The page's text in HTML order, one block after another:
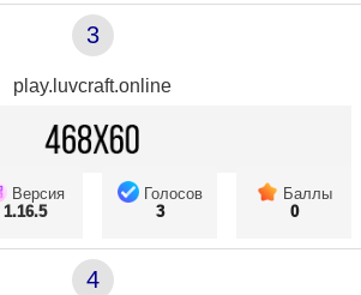
3
play.luvcraft.online
Версия
1.16.5
Голосов
3
Баллы
0
4